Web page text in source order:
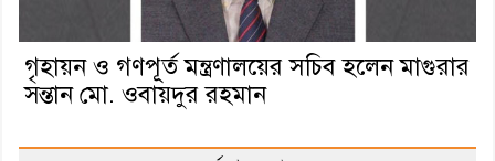
গৃহায়ন ও গণপূর্ত মন্ত্রণালয়ের সচিব হলেন মাগুরার
সন্তান মো. ওবায়দুর রহমান